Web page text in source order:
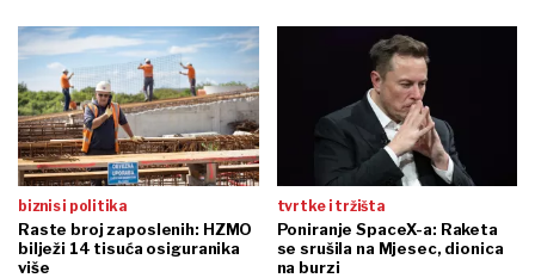
biznis i politika
Raste broj zaposlenih: HZMO
bilježi 14 tisuća osiguranika
više
tvrtke i tržišta
Poniranje SpaceX-a: Raketa
se srušila na Mjesec, dionica
na burzi